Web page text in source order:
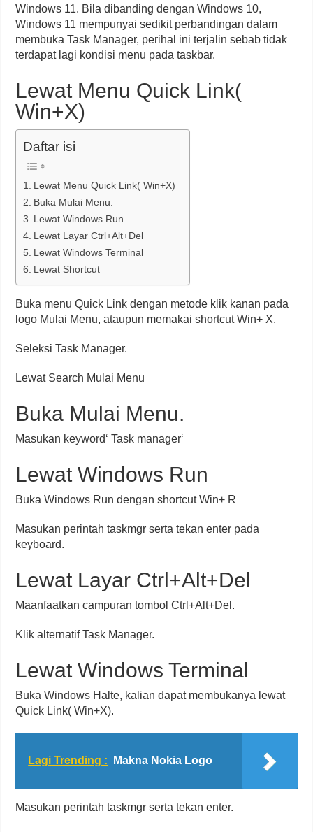
Windows 11. Bila dibanding dengan Windows 10,
Windows 11 mempunyai sedikit perbandingan dalam
membuka Task Manager, perihal ini terjalin sebab tidak
terdapat lagi kondisi menu pada taskbar.
Lewat Menu Quick Link(
Win+X)
Daftar isi
Lewat Menu Quick Link( Win+X)
Buka Mulai Menu.
Lewat Windows Run
Lewat Layar Ctrl+Alt+Del
Lewat Windows Terminal
Lewat Shortcut
Buka menu Quick Link dengan metode klik kanan pada
logo Mulai Menu, ataupun memakai shortcut Win+ X.
Seleksi Task Manager.
Lewat Search Mulai Menu
Buka Mulai Menu.
Masukan keyword‘ Task manager‘
Lewat Windows Run
Buka Windows Run dengan shortcut Win+ R
Masukan perintah taskmgr serta tekan enter pada
keyboard.
Lewat Layar Ctrl+Alt+Del
Maanfaatkan campuran tombol Ctrl+Alt+Del.
Klik alternatif Task Manager.
Lewat Windows Terminal
Buka Windows Halte, kalian dapat membukanya lewat
Quick Link( Win+X).
Lagi Trending : Makna Nokia Logo
Masukan perintah taskmgr serta tekan enter.